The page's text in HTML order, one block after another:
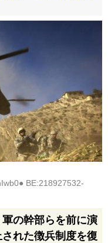
BE:218927532-
の幹部らを前に演
れた徴兵制度を復